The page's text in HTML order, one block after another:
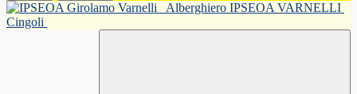
Alberghiero IPSEOA VARNELLI
Cingoli